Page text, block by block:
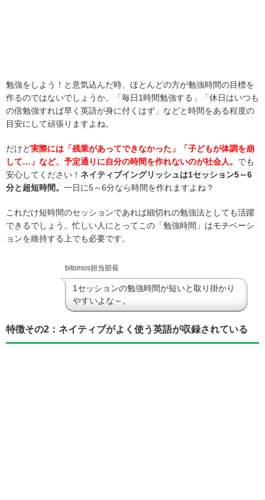
勉強をしよう！と意気込んだ時、ほとんどの方が勉強時間の目標を
作るのではないでしょうか。「毎日1時間勉強する」「休日はいつも
の倍勉強すれば早く英語が身に付くはず」などと時間をある程度の
目安にして頑張りますよね。
だけど実際には「残業があってできなかった」「子どもが体調を崩
して…」など、予定通りに自分の時間を作れないのが社会人。 でも
安心してください！ ネイティブイングリッシュは1セッション5～6
分と超短時間。 一日に5～6分なら時間を作れますよね？
これだけ短時間のセッションであれば細切れの勉強法としても活躍
できるでしょう。忙しい人にとってこの「勉強時間」はモチベーシ
ョンを維持する上でも必要です。
bitomos担当部長
1セッションの勉強時間が短いと取り掛かり
やすいよな～。
特徴その2：ネイティブがよく使う英語が収録されている